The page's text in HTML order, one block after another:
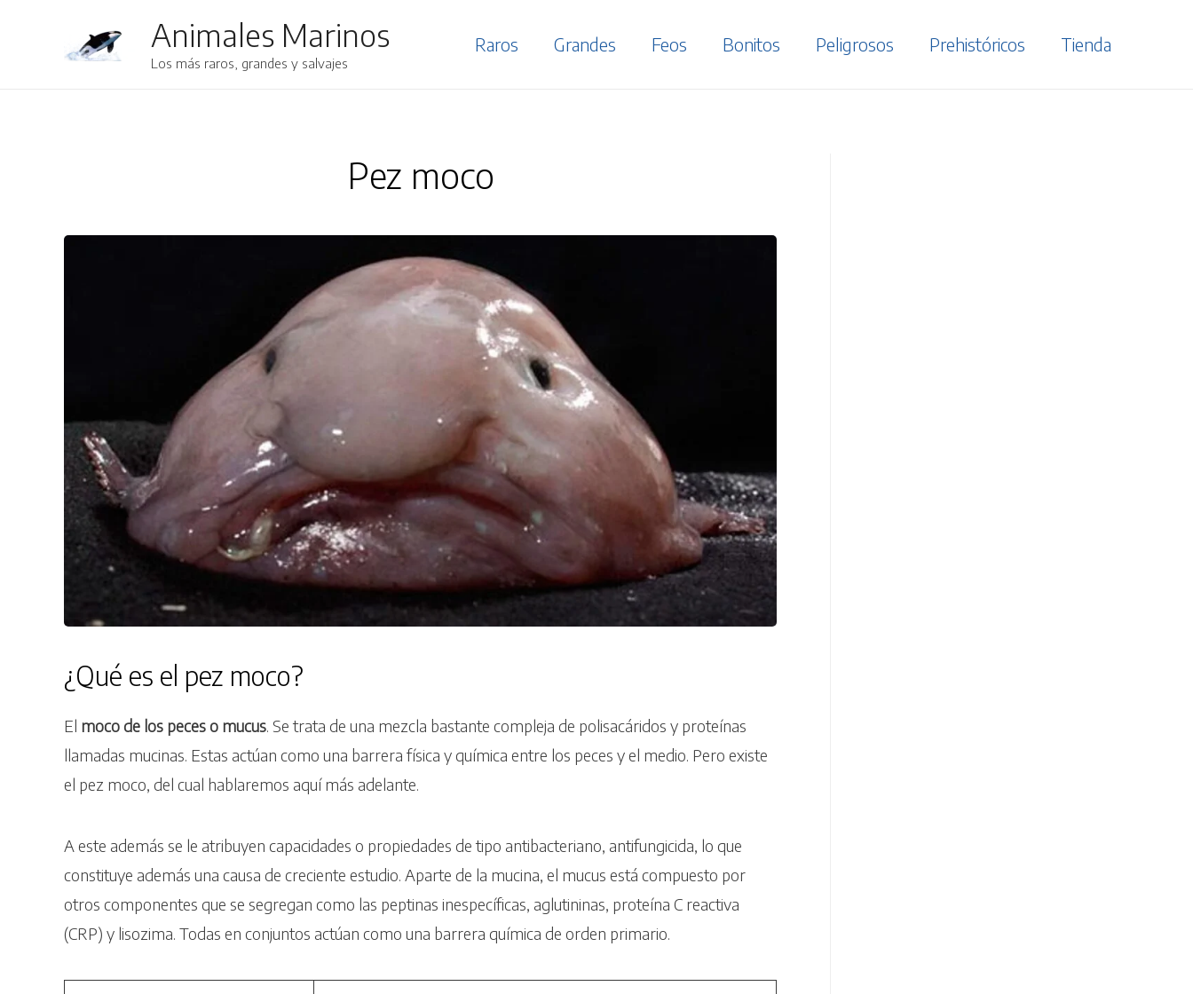
Animales Marinos
Los más raros, grandes y salvajes
Raros Grandes Feos Bonitos Peligrosos Prehistóricos Tienda
Pez moco
¿Qué es el pez moco?
El moco de los peces o mucus. Se trata de una mezcla bastante compleja de polisacáridos y proteínas
llamadas mucinas. Estas actúan como una barrera física y química entre los peces y el medio. Pero existe
el pez moco, del cual hablaremos aquí más adelante.
A este además se le atribuyen capacidades o propiedades de tipo antibacteriano, antifungicida, lo que
constituye además una causa de creciente estudio. Aparte de la mucina, el mucus está compuesto por
otros componentes que se segregan como las peptinas inespecíficas, aglutininas, proteína C reactiva
(CRP) y lisozima. Todas en conjuntos actúan como una barrera química de orden primario.